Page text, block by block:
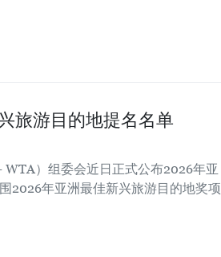
旅游目的地提名名单
）组委会近日正式公布2026年亚
2026年亚洲最佳新兴旅游目的地奖项